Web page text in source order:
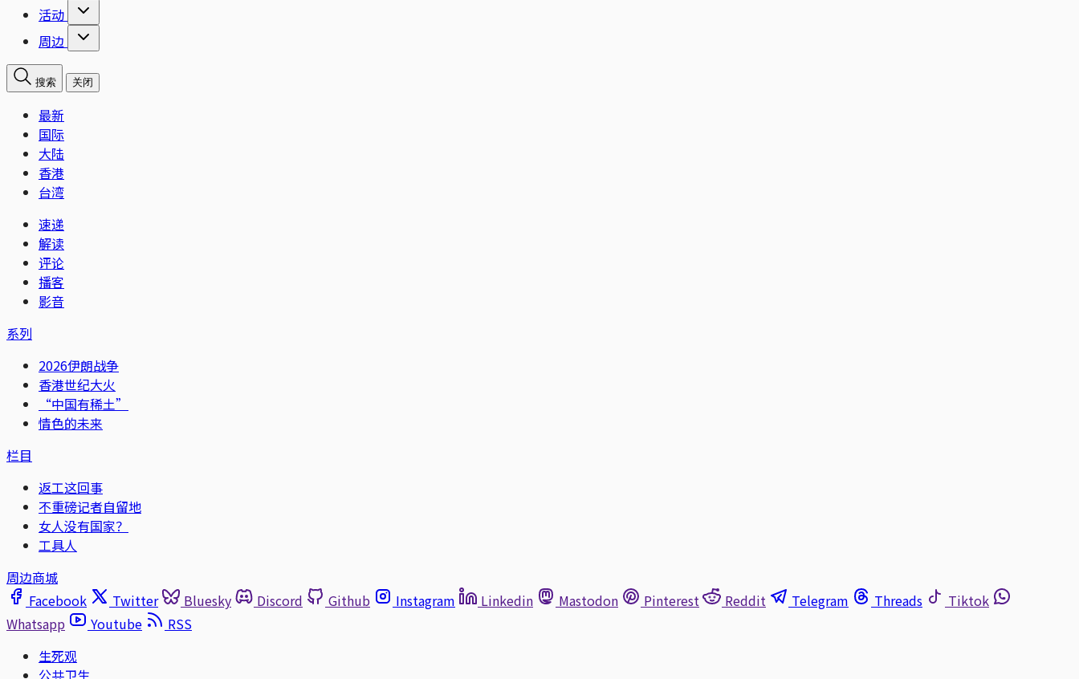
活动
周边
搜索 关闭
最新
国际
大陆
香港
台湾
速递
解读
评论
播客
影音
系列
2026伊朗战争
香港世纪大火
“中国有稀土”
情色的未来
栏目
返工这回事
不重磅记者自留地
女人没有国家？
工具人
周边商城
Facebook
Twitter Bluesky Discord Github Instagram Linkedin Mastodon Pinterest Reddit Telegram Threads
Tiktok
Whatsapp
Youtube
RSS
生死观
公共卫生